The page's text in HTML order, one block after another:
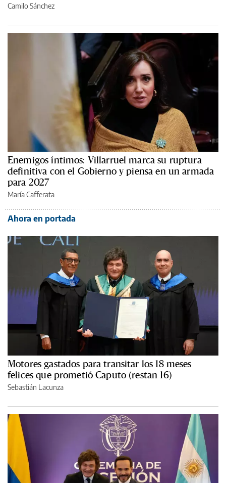
Camilo Sánchez
Enemigos íntimos: Villarruel marca su ruptura
definitiva con el Gobierno y piensa en un armada
para 2027
María Cafferata
Ahora en portada
Motores gastados para transitar los 18 meses
felices que prometió Caputo (restan 16)
Sebastián Lacunza